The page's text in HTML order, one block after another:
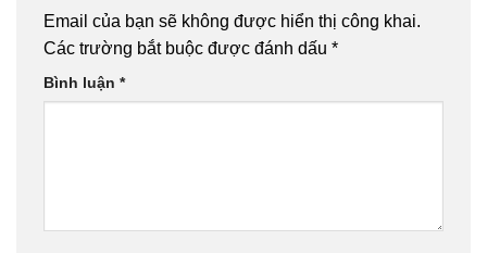
Email của bạn sẽ không được hiển thị công khai.
Các trường bắt buộc được đánh dấu *
Bình luận *